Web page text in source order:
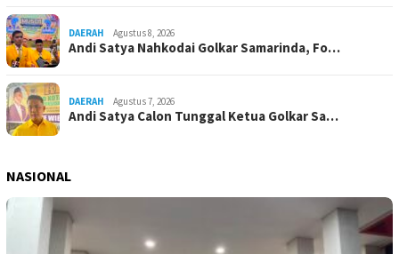
DAERAH Agustus 8, 2026
Andi Satya Nahkodai Golkar Samarinda, Fo…
DAERAH Agustus 7, 2026
Andi Satya Calon Tunggal Ketua Golkar Sa…
NASIONAL